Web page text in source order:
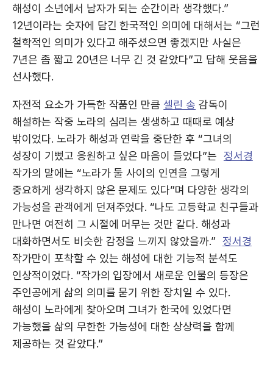
해성이 소년에서 남자가 되는 순간이라 생각했다.”
12년이라는 숫자에 담긴 한국적인 의미에 대해서는 “그런
철학적인 의미가 있다고 해주셨으면 좋겠지만 사실은
7년은 좀 짧고 20년은 너무 긴 것 같았다”고 답해 웃음을
선사했다.
자전적 요소가 가득한 작품인 만큼 셀린 송 감독이
해설하는 작중 노라의 심리는 생생하고 때때로 예상
밖이었다. 노라가 해성과 연락을 중단한 후 “그녀의
성장이 기뻤고 응원하고 싶은 마음이 들었다”는 정서경
작가의 말에는 “노라가 둘 사이의 인연을 그렇게
중요하게 생각하지 않은 문제도 있다”며 다양한 생각의
가능성을 관객에게 던져주었다. “나도 고등학교 친구들과
만나면 여전히 그 시절에 머무는 것만 같다. 해성과
대화하면서도 비슷한 감정을 느끼지 않았을까.” 정서경
작가만이 포착할 수 있는 해성에 대한 기능적 분석도
인상적이었다. “작가의 입장에서 새로운 인물의 등장은
주인공에게 삶의 의미를 묻기 위한 장치일 수 있다.
해성이 노라에게 찾아오며 그녀가 한국에 있었다면
가능했을 삶의 무한한 가능성에 대한 상상력을 함께
제공하는 것 같았다.”